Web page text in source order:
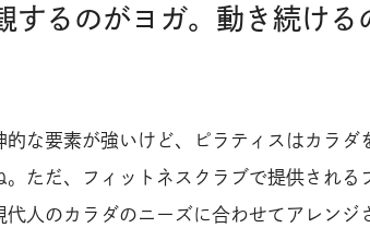
するのがヨガ。動き続ける
的な要素が強いけど、ピラティスはカラダ
。ただ、フィットネスクラブで提供される
代人のカラダのニーズに合わせてアレンジ